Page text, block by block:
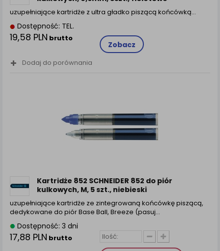
uzupełniające kartridże z ultra gładko piszącą końcówką…
Dostępność: TEL.
19,58 PLN brutto
Zobacz
Dodaj do porównania
Kartridże 852 SCHNEIDER 852 do piór
kulkowych, M, 5 szt., niebieski
uzupełniające kartridże ze zintegrowaną końcówkę piszącą,
dedykowane do piór Base Ball, Breeze (pasuj...
Dostępność: 3 dni
17,88 PLN brutto